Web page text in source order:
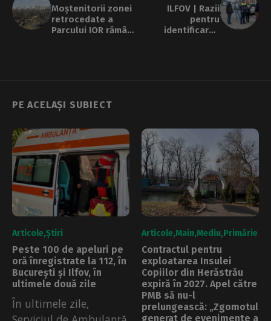
Moștenitorii zonei
retrocedate a
Parcului IOR rămân
ILFOV | Razii
pentru
identificarea
PE ACELAȘI SUBIECT
Articole Știri
Peste 100 de apeluri pe
oră înregistrate la 112, în
București și Ilfov, în
ultimele două zile
În ultimele zile,
Articole Main Mediu Primărie
Contractul pentru
exploatarea Insulei
Copiilor din Herăstrău
expiră în 2027. Apel către
PMB să nu-l
prelungească: „Zgomotul
generat de evenimente a